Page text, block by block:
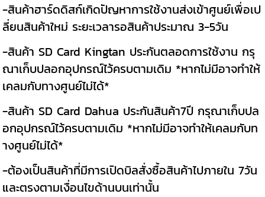
-สินค้าฮาร์ดดิสก์เกิดปัญหาการใช้งานส่งเข้าศูนย์เพื่อเป
ลี่ยนสินค้าใหม่ ระยะเวลารอสินค้าประมาณ 3-5วัน
-สินค้า SD Card Kingtan ประกันตลอดการใช้งาน กรุ
ณาเก็บปลอกอุปกรณ์ไว้ครบตามเดิม *หากไม่มีอาจทำให้
เคลมกับทางศูนย์ไม่ได้*
-สินค้า SD Card Dahua ประกันสินค้า7ปี กรุณาเก็บปล
อกอุปกรณ์ไว้ครบตามเดิม *หากไม่มีอาจทำให้เคลมกับท
างศูนย์ไม่ได้*
-ต้องเป็นสินค้าที่มีการเปิดบิลสั่งซื้อสินค้าไปภายใน 7วัน
และตรงตามเงื่อนไขด้านบนเท่านั้น